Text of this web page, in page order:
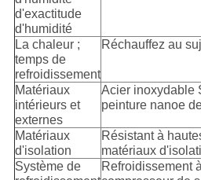
d'exactitude
d'humidité
La chaleur ;
temps de
refroidissement
Réchauffez au
Matériaux
intérieurs et
externes
Acier inoxydable
peinture nanoe
Matériaux
d'isolation
Résistant à
matériaux
Système de
Refroidissement